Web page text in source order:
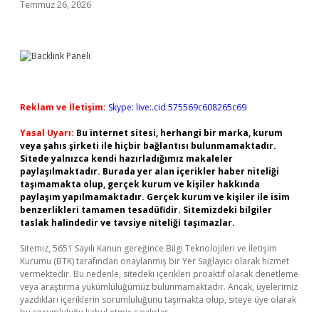
Temmuz 26, 2026
Reklam ve İletişim: Skype: live:.cid.575569c608265c69
Yasal Uyarı: Bu internet sitesi, herhangi bir marka, kurum
veya şahıs şirketi ile hiçbir bağlantısı bulunmamaktadır.
Sitede yalnızca kendi hazırladığımız makaleler
paylaşılmaktadır. Burada yer alan içerikler haber niteliği
taşımamakta olup, gerçek kurum ve kişiler hakkında
paylaşım yapılmamaktadır. Gerçek kurum ve kişiler ile isim
benzerlikleri tamamen tesadüfidir. Sitemizdeki bilgiler
taslak halindedir ve tavsiye niteliği taşımazlar.
Sitemiz, 5651 Sayılı Kanun gereğince Bilgi Teknolojileri ve İletişim
Kurumu (BTK) tarafından onaylanmış bir Yer Sağlayıcı olarak hizmet
vermektedir. Bu nedenle, sitedeki içerikleri proaktif olarak denetleme
veya araştırma yükümlülüğümüz bulunmamaktadır. Ancak, üyelerimiz
yazdıkları içeriklerin sorumluluğunu taşımakta olup, siteye üye olarak